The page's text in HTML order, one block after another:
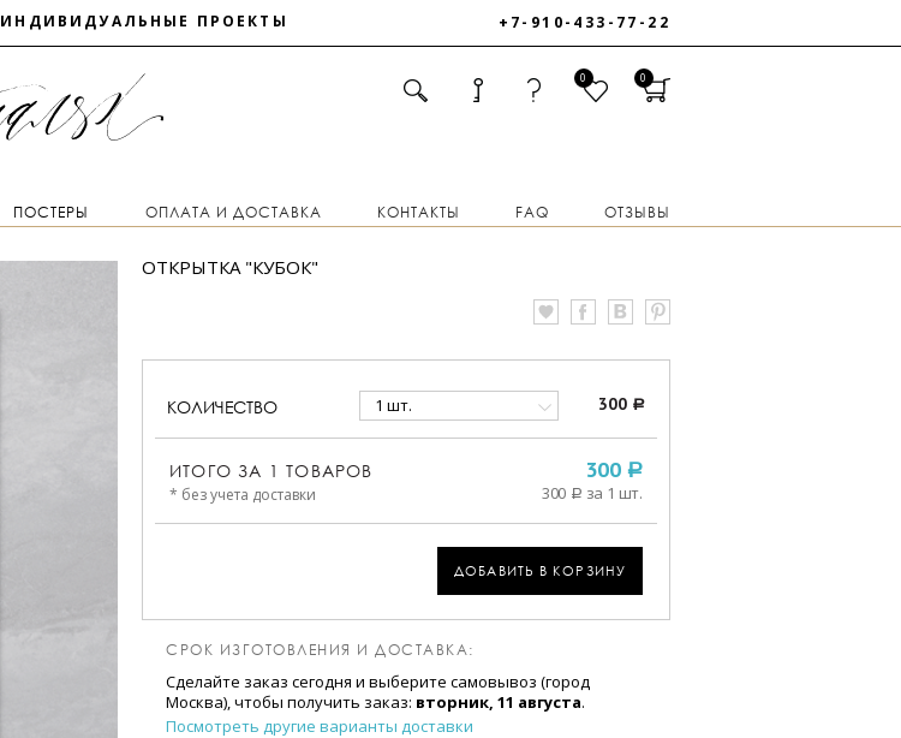
ИНДИВИДУАЛЬНЫЕ ПРОЕКТЫ +7-910-433-77-22
0 0
ПОСТЕРЫ ОПЛАТА И ДОСТАВКА КОНТАКТЫ FAQ ОТЗЫВЫ
ОТКРЫТКА "КУБОК"
КОЛИЧЕСТВО 1 шт. 300 a
ИТОГО ЗА 1 ТОВАРОВ
* без учета доставки
300 a
300 a за 1 шт.
ДОБАВИТЬ В КОРЗИНУ
СРОК ИЗГОТОВЛЕНИЯ И ДОСТАВКА:
Сделайте заказ сегодня и выберите самовывоз (город
Москва), чтобы получить заказ: вторник, 11 августа.
Посмотреть другие варианты доставки